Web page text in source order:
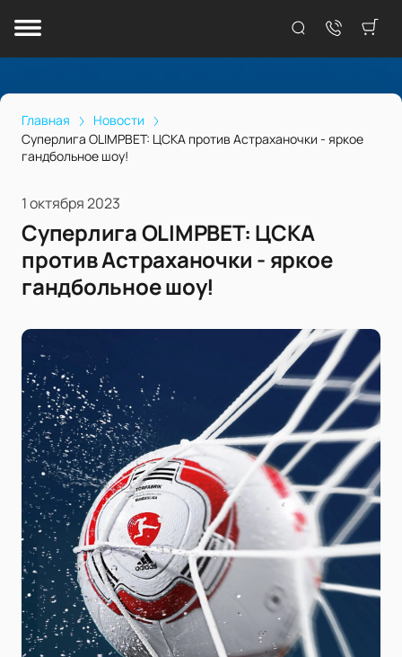
Главная
Новости
Суперлига OLIMPBET: ЦСКА против Астраханочки - яркое
гандбольное шоу!
1 октября 2023
Суперлига OLIMPBET: ЦСКА
против Астраханочки - яркое
гандбольное шоу!